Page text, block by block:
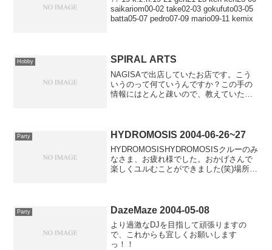
saikariom00-02 take02-03 gokufuto03-05
batta05-07 pedro07-09 mario09-11 kemix
Hobby SPIRAL ARTS
NAGISAで出店していたお店です。こう
いうのって何ていうんですか？この手の
情報にはとんと疎いので、教えていただ
Party HYDROMOSIS 2004-06-26~27
HYDROMOSISHYDROMOSISクルーのみ
なさま、お疲れ様でした。おかげさんで
楽しくユルむことができました(笑)場所は
なとこ...
Party DazeMaze 2004-05-08
より過激なDJを目指して頑張りますの
で、これからも宜しくお願いします
っ！！